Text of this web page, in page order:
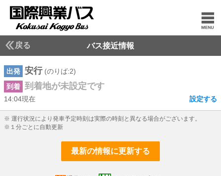
戻る バス接近情報
出発 安行 (のりば:2)
到着 到着地が未設定です
設定する
14:04現在
※ 運行状況により発車予定時刻は実際の時刻と異なる場合がございます。
※１分ごとに自動更新
最新の情報に更新する